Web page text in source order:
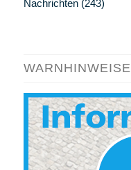
Nachrichten(243)
WARNHINWEISE